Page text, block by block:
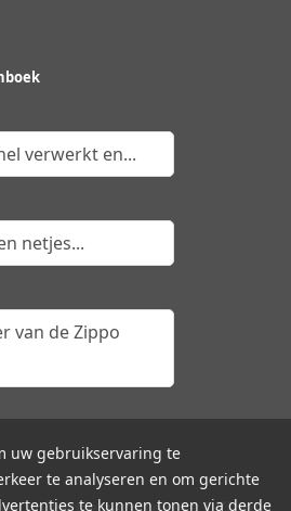
verwerkt en...
netjes...
van de Zippo
uw gebruikservaring te
te analyseren en om gerichte
te kunnen tonen via derde